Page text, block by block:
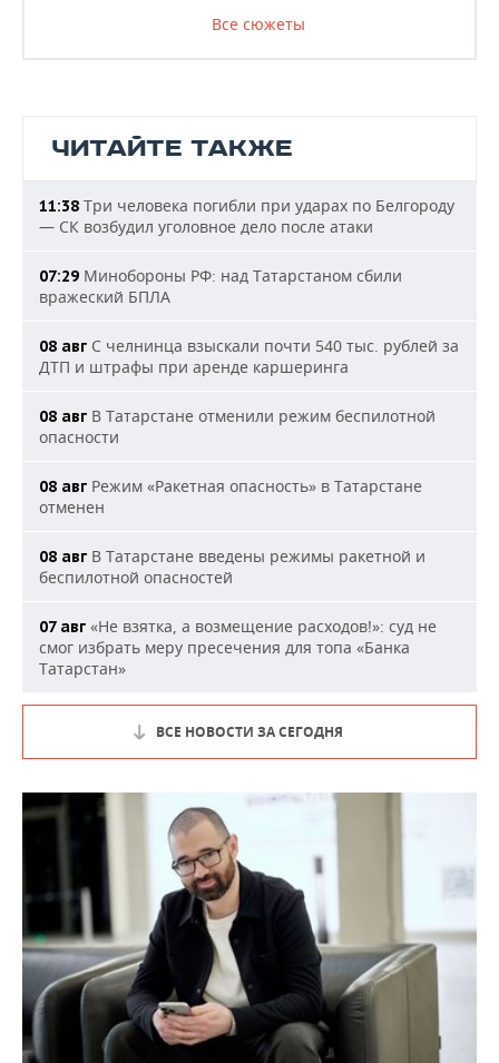
Все сюжеты
ЧИТАЙТЕ ТАКЖЕ
11:38 Три человека погибли при ударах по Белгороду
— СК возбудил уголовное дело после атаки
07:29 Минобороны РФ: над Татарстаном сбили
вражеский БПЛА
08 авг С челнинца взыскали почти 540 тыс. рублей за
ДТП и штрафы при аренде каршеринга
08 авг В Татарстане отменили режим беспилотной
опасности
08 авг Режим «Ракетная опасность» в Татарстане
отменен
08 авг В Татарстане введены режимы ракетной и
беспилотной опасностей
07 авг «Не взятка, а возмещение расходов!»: суд не
смог избрать меру пресечения для топа «Банка
Татарстан»
ВСЕ НОВОСТИ ЗА СЕГОДНЯ